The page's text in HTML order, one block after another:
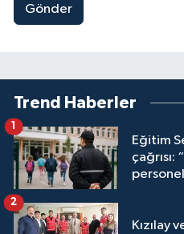
Gönder
Trend Haberler
Eğitim
1
Kızılay
2